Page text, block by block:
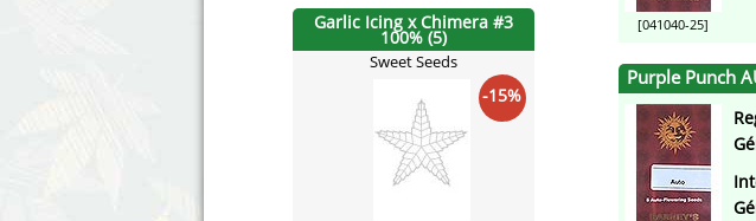
Garlic Icing x Chimera #3
100% (5)
Sweet Seeds
-15%
[041040-25]
Purple Punch